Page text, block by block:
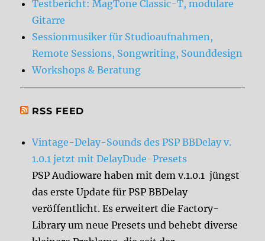
Testbericht: MagTone Classic-T, modulare
Gitarre
Sessionmusiker für Studioaufnahmen,
Remote Sessions, Songwriting, Sounddesign
Workshops & Beratung
RSS FEED
Vintage-Delay-Sounds des PSP BBDelay v.
1.0.1 jetzt mit DelayDude-Presets
PSP Audioware haben mit dem v.1.0.1 jüngst
das erste Update für PSP BBDelay
veröffentlicht. Es erweitert die Factory-
Library um neue Presets und behebt diverse